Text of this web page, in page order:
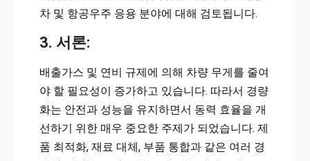
차 및 항공우주 응용 분야에 대해 검토됩니다.
3. 서론:
배출가스 및 연비 규제에 의해 차량 무게를 줄여
야 할 필요성이 증가하고 있습니다. 따라서 경량
화는 안전과 성능을 유지하면서 동력 효율을 개
선하기 위한 매우 중요한 주제가 되었습니다. 제
품 최적화, 재료 대체, 부품 통합과 같은 여러 경